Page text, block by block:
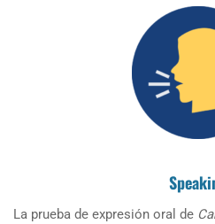
La prueba de expresión oral de